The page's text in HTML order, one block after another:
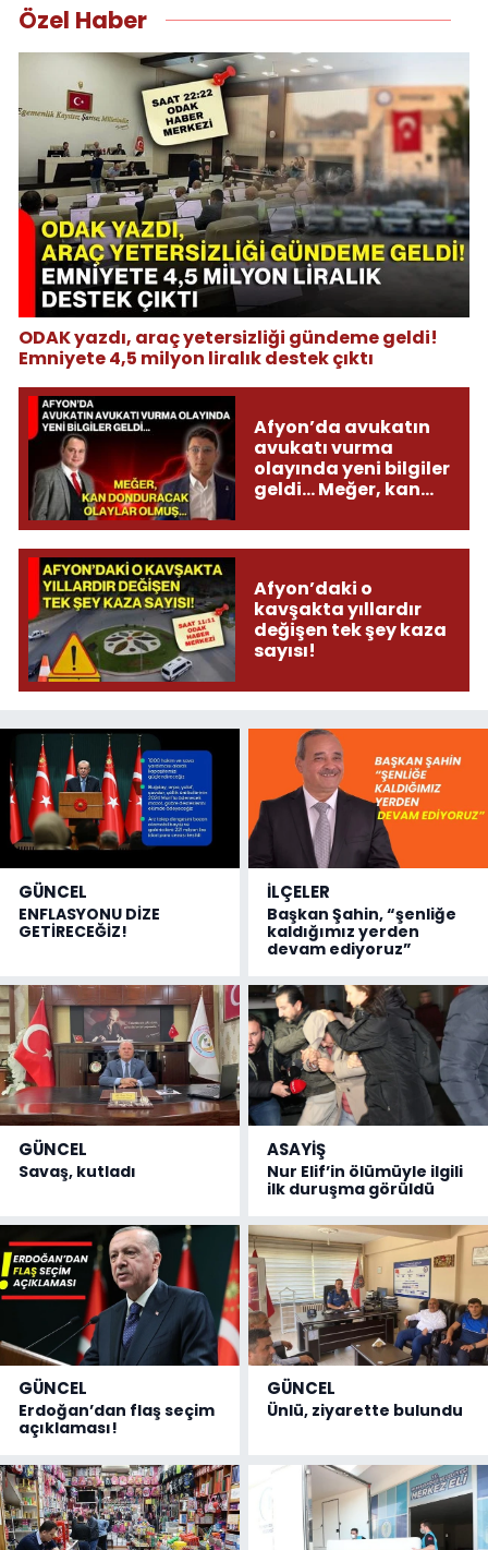
Özel Haber
ODAK yazdı, araç yetersizliği gündeme geldi!
Emniyete 4,5 milyon liralık destek çıktı
Afyon’da avukatın
avukatı vurma
olayında yeni bilgiler
geldi... Meğer, kan
olmuş...
Afyon’daki o
kavşakta yıllardır
değişen tek şey kaza
sayısı!
GÜNCEL
ENFLASYONU DİZE
GETİRECEĞİZ!
İLÇELER
Başkan Şahin, “şenliğe
kaldığımız yerden
devam ediyoruz”
GÜNCEL
Savaş, kutladı
ASAYİŞ
Nur Elif’in ölümüyle ilgili
ilk duruşma görüldü
GÜNCEL
Erdoğan’dan flaş seçim
açıklaması!
GÜNCEL
Ünlü, ziyarette bulundu